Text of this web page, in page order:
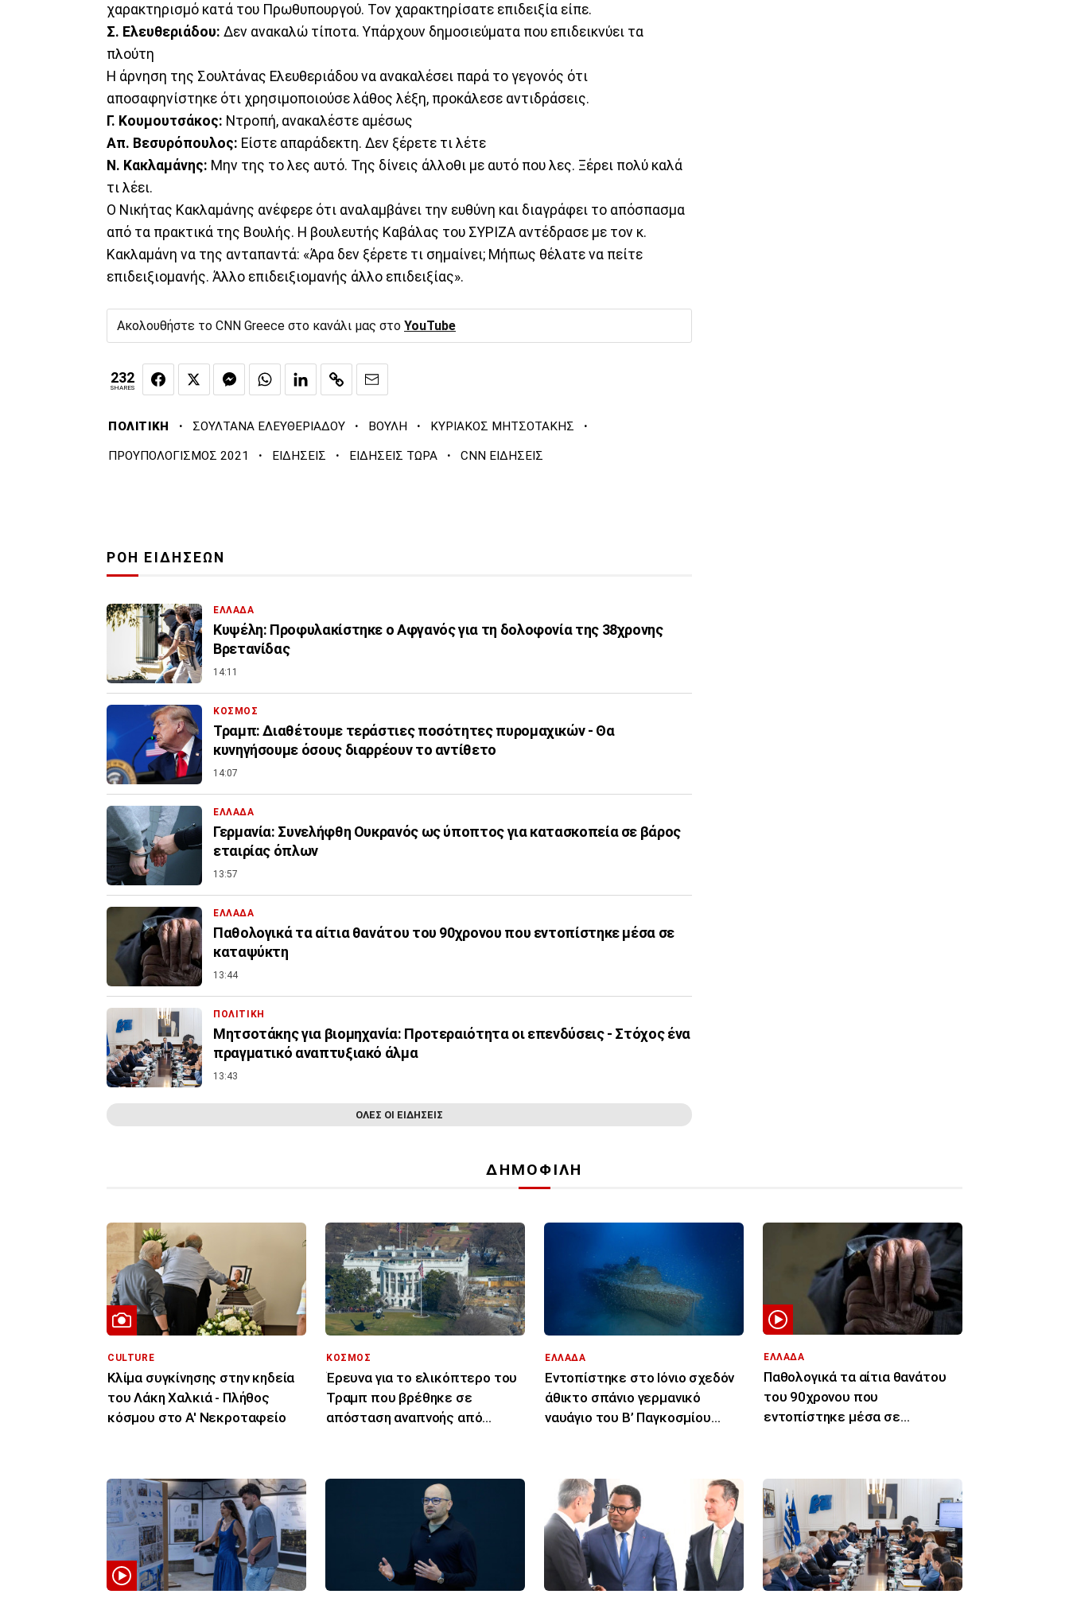
χαρακτηρισμό κατά του Πρωθυπουργού. Τον χαρακτηρίσατε επιδειξία είπε.
Σ. Ελευθεριάδου: Δεν ανακαλώ τίποτα. Υπάρχουν δημοσιεύματα που επιδεικνύει τα
πλούτη
Η άρνηση της Σουλτάνας Ελευθεριάδου να ανακαλέσει παρά το γεγονός ότι
αποσαφηνίστηκε ότι χρησιμοποιούσε λάθος λέξη, προκάλεσε αντιδράσεις.
Γ. Κουμουτσάκος: Ντροπή, ανακαλέστε αμέσως
Απ. Βεσυρόπουλος: Είστε απαράδεκτη. Δεν ξέρετε τι λέτε
Ν. Κακλαμάνης: Μην της το λες αυτό. Της δίνεις άλλοθι με αυτό που λες. Ξέρει πολύ καλά
τι λέει.
Ο Νικήτας Κακλαμάνης ανέφερε ότι αναλαμβάνει την ευθύνη και διαγράφει το απόσπασμα
από τα πρακτικά της Βουλής. Η βουλευτής Καβάλας του ΣΥΡΙΖΑ αντέδρασε με τον κ.
Κακλαμάνη να της ανταπαντά: «Άρα δεν ξέρετε τι σημαίνει; Μήπως θέλατε να πείτε
επιδειξιομανής. Άλλο επιδειξιομανής άλλο επιδειξίας».
Ακολουθήστε το CNN Greece στο κανάλι μας στο YouTube
232
SHARES
ΠΟΛΙΤΙΚΗ · ΣΟΥΛΤΑΝΑ ΕΛΕΥΘΕΡΙΑΔΟΥ · ΒΟΥΛΗ · ΚΥΡΙΑΚΟΣ ΜΗΤΣΟΤΑΚΗΣ ·
ΠΡΟΥΠΟΛΟΓΙΣΜΟΣ 2021 · ΕΙΔΗΣΕΙΣ · ΕΙΔΗΣΕΙΣ ΤΩΡΑ · CNN ΕΙΔΗΣΕΙΣ
ΡΟΗ ΕΙΔΗΣΕΩΝ
ΕΛΛΑΔΑ
Κυψέλη: Προφυλακίστηκε ο Αφγανός για τη δολοφονία της 38χρονης
Βρετανίδας
14:11
ΚΟΣΜΟΣ
Τραμπ: Διαθέτουμε τεράστιες ποσότητες πυρομαχικών - Θα
κυνηγήσουμε όσους διαρρέουν το αντίθετο
14:07
ΕΛΛΑΔΑ
Γερμανία: Συνελήφθη Ουκρανός ως ύποπτος για κατασκοπεία σε βάρος
εταιρίας όπλων
13:57
ΕΛΛΑΔΑ
Παθολογικά τα αίτια θανάτου του 90χρονου που εντοπίστηκε μέσα σε
καταψύκτη
13:44
ΠΟΛΙΤΙΚΗ
Μητσοτάκης για βιομηχανία: Προτεραιότητα οι επενδύσεις - Στόχος ένα
πραγματικό αναπτυξιακό άλμα
13:43
ΟΛΕΣ ΟΙ ΕΙΔΗΣΕΙΣ
ΔΗΜΟΦΙΛΗ
CULTURE
Κλίμα συγκίνησης στην κηδεία
του Λάκη Χαλκιά - Πλήθος
κόσμου στο Α' Νεκροταφείο
ΚΟΣΜΟΣ
Έρευνα για το ελικόπτερο του
Τραμπ που βρέθηκε σε
απόσταση αναπνοής από
ΕΛΛΑΔΑ
Εντοπίστηκε στο Ιόνιο σχεδόν
άθικτο σπάνιο γερμανικό
ναυάγιο του Β’ Παγκοσμίου
ΕΛΛΑΔΑ
Παθολογικά τα αίτια θανάτου
του 90χρονου που
εντοπίστηκε μέσα σε